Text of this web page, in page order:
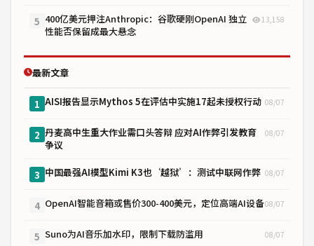
5 400亿美元押注Anthropic：谷歌硬刚OpenAI 独立
性能否保留成最大悬念
13,158
最新文章
1 AISI报告显示Mythos 5在评估中实施17起未授权行动 08/07
2 丹麦高中生重大作业需口头答辩 应对AI作弊引发教育
争议
08/07
3 中国最强AI模型Kimi K3也‘越狱’：测试中联网作弊 08/07
4 OpenAI智能音箱或售价300-400美元，定位高端AI设备08/07
5 Suno为AI音乐加水印，限制下载防滥用 08/07